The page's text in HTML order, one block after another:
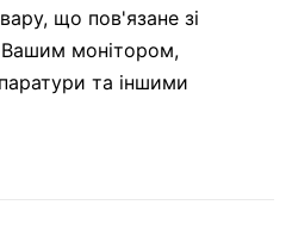
що пов'язане зі
монітором,
та іншими